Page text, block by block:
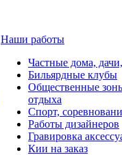
Наши работы
Частные дома,
Бильярдные клубы
Общественные
отдыха
Спорт,
Работы дизайнеров
Гравировка
Кии на заказ